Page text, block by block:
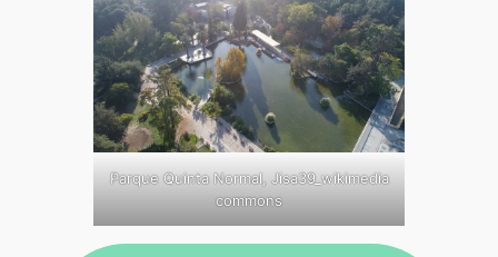
Parque Quinta Normal, Jisa39_wikimedia
commons